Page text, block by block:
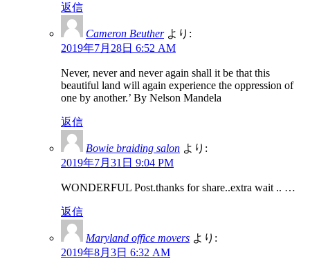
返信
Cameron Beuther より:
2019年7月28日 6:52 AM
Never, never and never again shall it be that this
beautiful land will again experience the oppression of
one by another.’ By Nelson Mandela
返信
Bowie braiding salon より:
2019年7月31日 9:04 PM
WONDERFUL Post.thanks for share..extra wait .. …
返信
Maryland office movers より:
2019年8月3日 6:32 AM